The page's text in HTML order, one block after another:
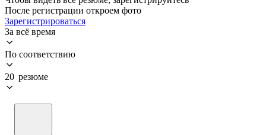
После регистрации откроем фото
Зарегистрироваться
За всё время
По соответствию
20 резюме